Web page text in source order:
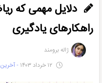
دلایل مهمی که
راهکارهای یادگیری
ژاله برومند
- آخرین